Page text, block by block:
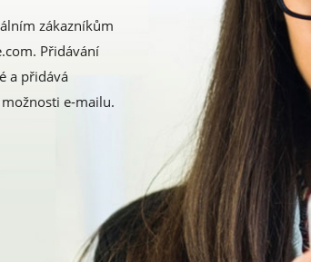
zákazníkům
Přidávání
a přidává
e-mailu.